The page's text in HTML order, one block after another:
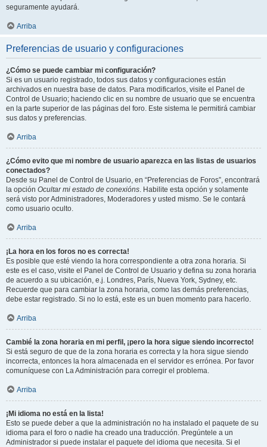
seguramente ayudará.
Arriba
Preferencias de usuario y configuraciones
¿Cómo se puede cambiar mi configuración?
Si es un usuario registrado, todos sus datos y configuraciones están
archivados en nuestra base de datos. Para modificarlos, visite el Panel de
Control de Usuario; haciendo clic en su nombre de usuario que se encuentra
en la parte superior de las páginas del foro. Este sistema le permitirá cambiar
sus datos y preferencias.
Arriba
¿Cómo evito que mi nombre de usuario aparezca en las listas de usuarios
conectados?
Desde su Panel de Control de Usuario, en “Preferencias de Foros”, encontrará
la opción Ocultar mi estado de conexións. Habilite esta opción y solamente
será visto por Administradores, Moderadores y usted mismo. Se le contará
como usuario oculto.
Arriba
¡La hora en los foros no es correcta!
Es posible que esté viendo la hora correspondiente a otra zona horaria. Si
este es el caso, visite el Panel de Control de Usuario y defina su zona horaria
de acuerdo a su ubicación, e.j. Londres, París, Nueva York, Sydney, etc.
Recuerde que para cambiar la zona horaria, como las demás preferencias,
debe estar registrado. Si no lo está, este es un buen momento para hacerlo.
Arriba
Cambié la zona horaria en mi perfil, ¡pero la hora sigue siendo incorrecto!
Si está seguro de que de la zona horaria es correcta y la hora sigue siendo
incorrecta, entonces la hora almacenada en el servidor es errónea. Por favor
comuníquese con La Administración para corregir el problema.
Arriba
¡Mi idioma no está en la lista!
Esto se puede deber a que la administración no ha instalado el paquete de su
idioma para el foro o nadie ha creado una traducción. Pregúntele a un
Administrador si puede instalar el paquete del idioma que necesita. Si el